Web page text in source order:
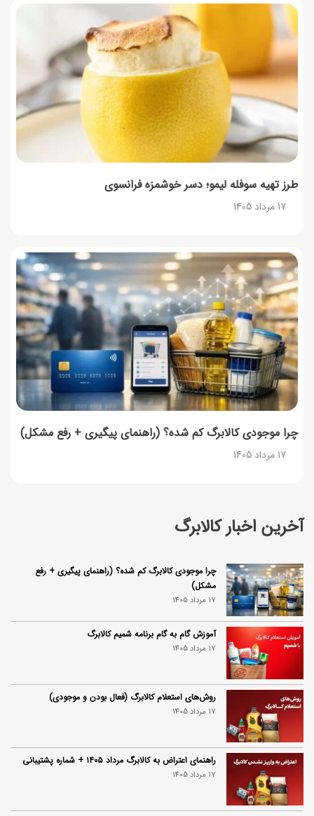
آخرین اخبار کالابرگ
چرا موجودی کالابرگ کم شده؟ (راهنمای پیگیری + رفع
مشکل)
17 مرداد 1405
آموزش گام به گام برنامه شمیم کالابرگ
17 مرداد 1405
روش‌های استعلام کالابرگ (فعال بودن و موجودی)
17 مرداد 1405
راهنمای اعتراض به کالابرگ مرداد ۱۴۰۵ + شماره پشتیبانی
17 مرداد 1405
طرز تهیه سوفله لیمو؛ دسر خوشمزه فرانسوی
17 مرداد 1405
چرا موجودی کالابرگ کم شده؟ (راهنمای پیگیری + رفع مشکل)
17 مرداد 1405